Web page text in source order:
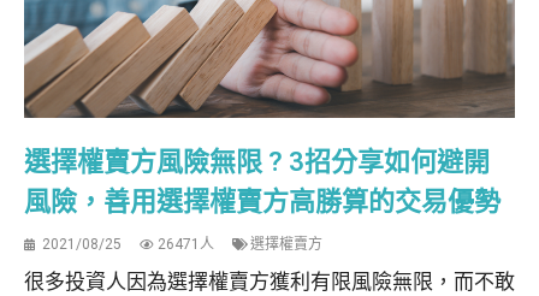
選擇權賣方風險無限 ? 3招分享如何避開
風險，善用選擇權賣方高勝算的交易優勢
2021/08/25 26471人 選擇權賣方
很多投資人因為選擇權賣方獲利有限風險無限，而不敢